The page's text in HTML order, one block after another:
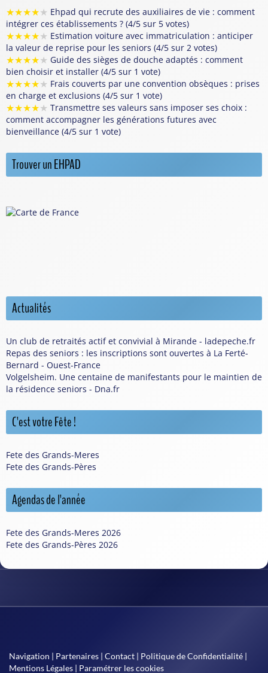
★★★★★ Ehpad qui recrute des auxiliaires de vie : comment
intégrer ces établissements ? (4/5 sur 5 votes)
★★★★★ Estimation voiture avec immatriculation : anticiper
la valeur de reprise pour les seniors (4/5 sur 2 votes)
★★★★★ Guide des sièges de douche adaptés : comment
bien choisir et installer (4/5 sur 1 vote)
★★★★★ Frais couverts par une convention obsèques : prises
en charge et exclusions (4/5 sur 1 vote)
★★★★★ Transmettre ses valeurs sans imposer ses choix :
comment accompagner les générations futures avec
bienveillance (4/5 sur 1 vote)
Trouver un EHPAD
Actualités
Un club de retraités actif et convivial à Mirande - ladepeche.fr
Repas des seniors : les inscriptions sont ouvertes à La Ferté-
Bernard - Ouest-France
Volgelsheim. Une centaine de manifestants pour le maintien de
la résidence seniors - Dna.fr
C'est votre Fête !
Fete des Grands-Meres
Fete des Grands-Pères
Agendas de l'année
Fete des Grands-Meres 2026
Fete des Grands-Pères 2026
Navigation | Partenaires | Contact | Politique de Confidentialité |
Mentions Légales | Paramétrer les cookies